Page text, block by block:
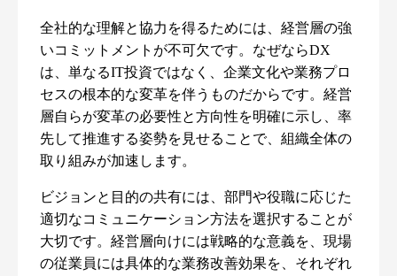
全社的な理解と協力を得るためには、経営層の強
いコミットメントが不可欠です。なぜならDX
は、単なるIT投資ではなく、企業文化や業務プロ
セスの根本的な変革を伴うものだからです。経営
層自らが変革の必要性と方向性を明確に示し、率
先して推進する姿勢を見せることで、組織全体の
取り組みが加速します。
ビジョンと目的の共有には、部門や役職に応じた
適切なコミュニケーション方法を選択することが
大切です。経営層向けには戦略的な意義を、現場
の従業員には具体的な業務改善効果を、それぞれ